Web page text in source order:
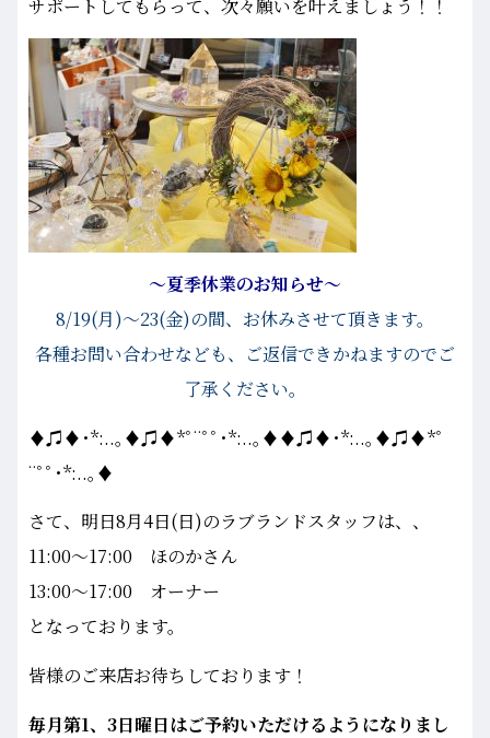
サポートしてもらって、次々願いを叶えましょう！！
～夏季休業のお知らせ～
8/19(月)～23(金)の間、お休みさせて頂きます。
各種お問い合わせなども、ご返信できかねますのでご
了承ください。
♦♫♦･*:..｡♦♫♦*ﾟ¨ﾟﾟ･*:..｡♦♦♫♦･*:..｡♦♫♦*ﾟ
¨ﾟﾟ･*:..｡♦
さて、明日8月4日(日)のラブランドスタッフは、、
11:00～17:00 ほのかさん
13:00～17:00 オーナー
となっております。
皆様のご来店お待ちしております！
毎月第1、3日曜日はご予約いただけるようになりまし